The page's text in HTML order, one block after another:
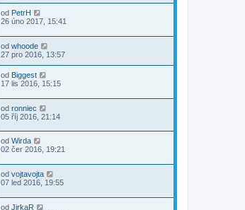
od PetrH
26 úno 2017, 15:41
od whoode
27 pro 2016, 13:57
od Biggest
17 lis 2016, 15:15
od ronniec
05 říj 2016, 21:14
od Wirda
02 čer 2016, 19:21
od vojtavojta
07 led 2016, 19:55
od JirkaR